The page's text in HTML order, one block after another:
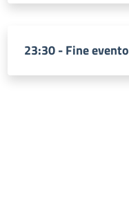
23:30 - Fine evento